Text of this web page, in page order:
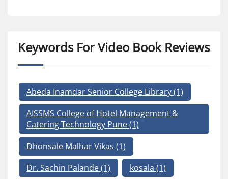
Keywords For Video Book Reviews
Abeda Inamdar Senior College Library(1)
AISSMS College of Hotel Management &
Catering Technology Pune(1)
Dhonsale Malhar Vikas (1)
Dr. Sachin Palande(1) kosala (1)